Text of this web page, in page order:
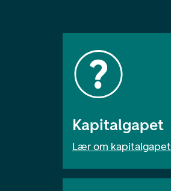
Kapitalgapet
Lær om kapitalgapet